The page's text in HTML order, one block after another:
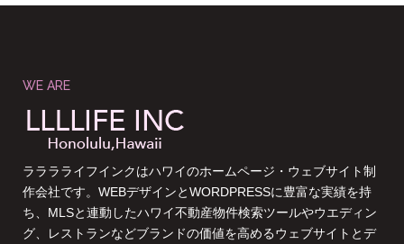
WE ARE
ラララライフインクはハワイのホームページ・ウェブサイト制
作会社です。WEBデザインとWORDPRESSに豊富な実績を持
ち、MLSと連動したハワイ不動産物件検索ツールやウエディン
グ、レストランなどブランドの価値を高めるウェブサイトとデ